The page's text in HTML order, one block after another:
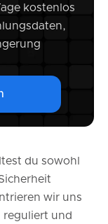
Blockpit im Griff
kostenlos
du sowohl
wir uns
reguliert und